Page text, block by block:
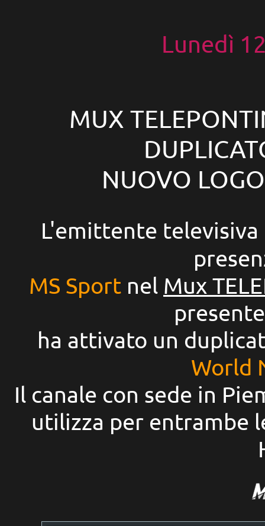
Lunedì
MUX
NUOVO
L'emittente televisiva
MS Sport nel Mux
ha attivato un
World
Il canale con sede in
utilizza per entrambe